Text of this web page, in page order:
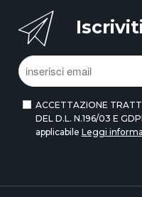
ACCETTAZIONE
DEL D.L. N.196/03 E
applicabile Leggi